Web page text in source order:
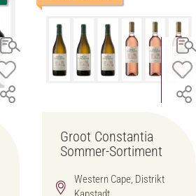
Groot Constantia
Sommer-Sortiment
Western Cape, Distrikt